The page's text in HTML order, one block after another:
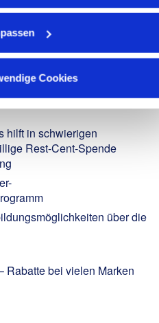
Cookies
in einer
Beruf
mit Prämien bis
hilft in schwierigen
Rest-Cent-Spende
über die
Rabatte bei vielen Marken